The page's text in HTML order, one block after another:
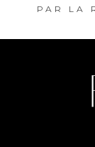
PAR LA